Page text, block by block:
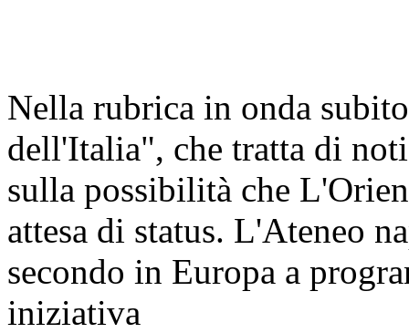
Nella rubrica in onda
dell'Italia", che tratta di
sulla possibilità che
attesa di status. L'Ateneo
secondo in Europa a
iniziativa